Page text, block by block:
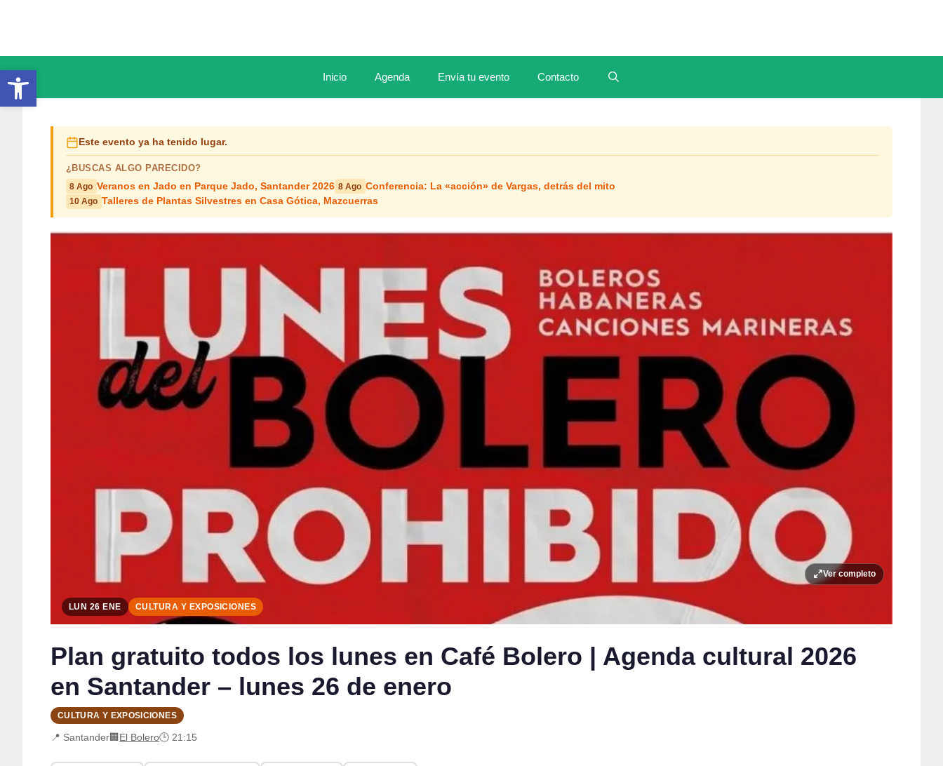
Abrir barra de herramientas Inicio Agenda Envía tu evento Contacto
Este evento ya ha tenido lugar.
¿BUSCAS ALGO PARECIDO?
8 Ago Veranos en Jado en Parque Jado, Santander 2026 8 Ago Conferencia: La «acción» de Vargas, detrás del mito
10 Ago Talleres de Plantas Silvestres en Casa Gótica, Mazcuerras
Ver completo
LUN 26 ENE CULTURA Y EXPOSICIONES
Plan gratuito todos los lunes en Café Bolero | Agenda cultural 2026
en Santander – lunes 26 de enero
CULTURA Y EXPOSICIONES
📍 Santander🏢 El Bolero🕒 21:15